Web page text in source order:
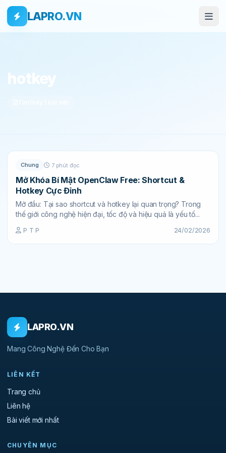
Skip to main content
Bỏ qua tới nội dung
LAPRO.VN
hotkey
Chung 7 phút đọc
Mở Khóa Bí Mật OpenClaw Free: Shortcut &
Hotkey Cực Đỉnh
Mở đầu: Tại sao shortcut và hotkey lại quan trọng? Trong
thế giới công nghệ hiện đại, tốc độ và hiệu quả là yếu tố...
P T P 24/02/2026
LAPRO.VN
Mang Công Nghệ Đến Cho Bạn
LIÊN KẾT
Trang chủ
Liên hệ
Bài viết mới nhất
CHUYÊN MỤC